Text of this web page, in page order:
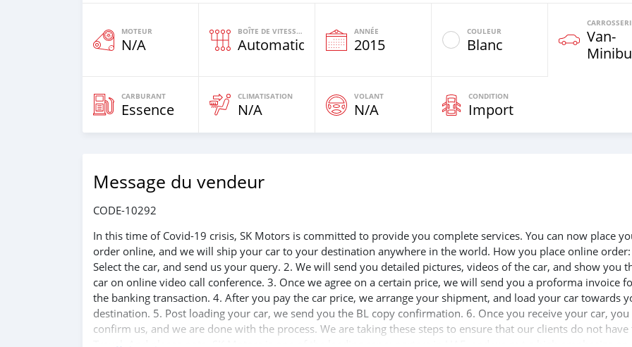
MOTEUR
N/A
BOÎTE DE VITESSES
Automatique
ANNÉE
2015
COULEUR
Blanc
Van‒
CARBURANT
Essence
CLIMATISATION
N/A
VOLANT
N/A
CONDITION
Import
Message du vendeur
CODE-10292
In this time of Covid-19 crisis, SK Motors is committed to provide you complete services. You can now place
order online, and we will ship your car to your destination anywhere in the world. How you place online
Select the car, and send us your query. 2. We will send you detailed pictures, videos of the car, and show you
car on online video call conference. 3. Once we agree on a certain price, we will send you a proforma invoice
the banking transaction. 4. After you pay the car price, we arrange your shipment, and load your car towards
destination. 5. Post loading your car, we send you the BL copy confirmation. 6. Once you receive your car, you
confirm us, and we are done with the process. We are taking these steps to ensure that our clients do not have
Travel. And please note, SK Motors is one of the leading car exporters in UAE, and we put a high emphasize